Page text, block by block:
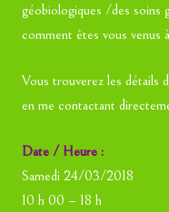
géobiologiques /des soins
comment êtes vous venus
Vous trouverez les détails
en me contactant
Date / Heure :
Samedi 24/03/2018
10 h 00 – 18 h